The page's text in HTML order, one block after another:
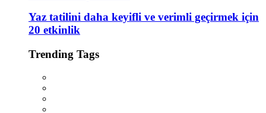
Yaz tatilini daha keyifli ve verimli geçirmek için
20 etkinlik
Trending Tags